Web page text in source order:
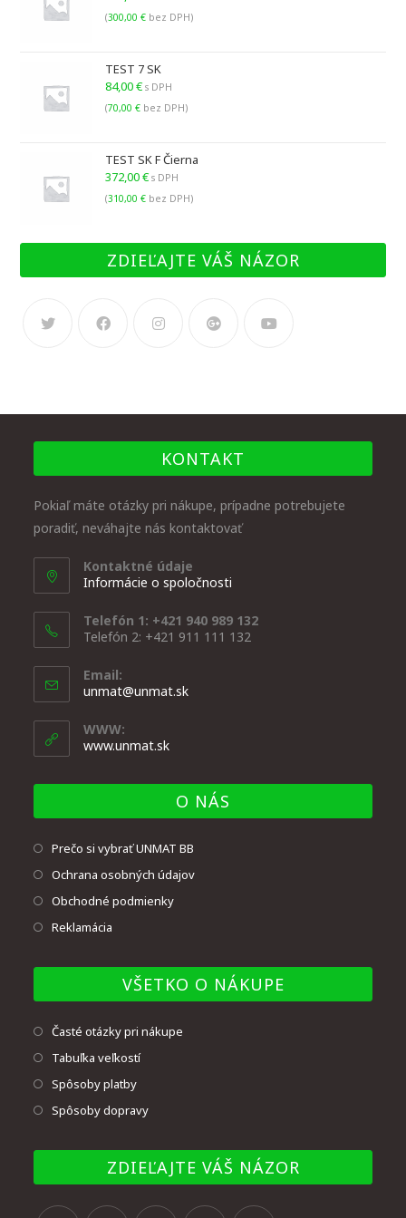
(300,00€ bez DPH)
TEST 7 SK
84,00€ s DPH
(70,00€ bez DPH)
TEST SK F Čierna
372,00€ s DPH
(310,00€ bez DPH)
ZDIEĽAJTE VÁŠ NÁZOR
KONTAKT
Pokiaľ máte otázky pri nákupe, prípadne potrebujete
poradiť, neváhajte nás kontaktovať
Kontaktné údaje
Informácie o spoločnosti
Telefón 1: +421 940 989 132
Telefón 2: +421 911 111 132
Email:
unmat@unmat.sk
WWW:
www.unmat.sk
O NÁS
Prečo si vybrať UNMAT BB
Ochrana osobných údajov
Obchodné podmienky
Reklamácia
VŠETKO O NÁKUPE
Časté otázky pri nákupe
Tabuľka veľkostí
Spôsoby platby
Spôsoby dopravy
ZDIEĽAJTE VÁŠ NÁZOR